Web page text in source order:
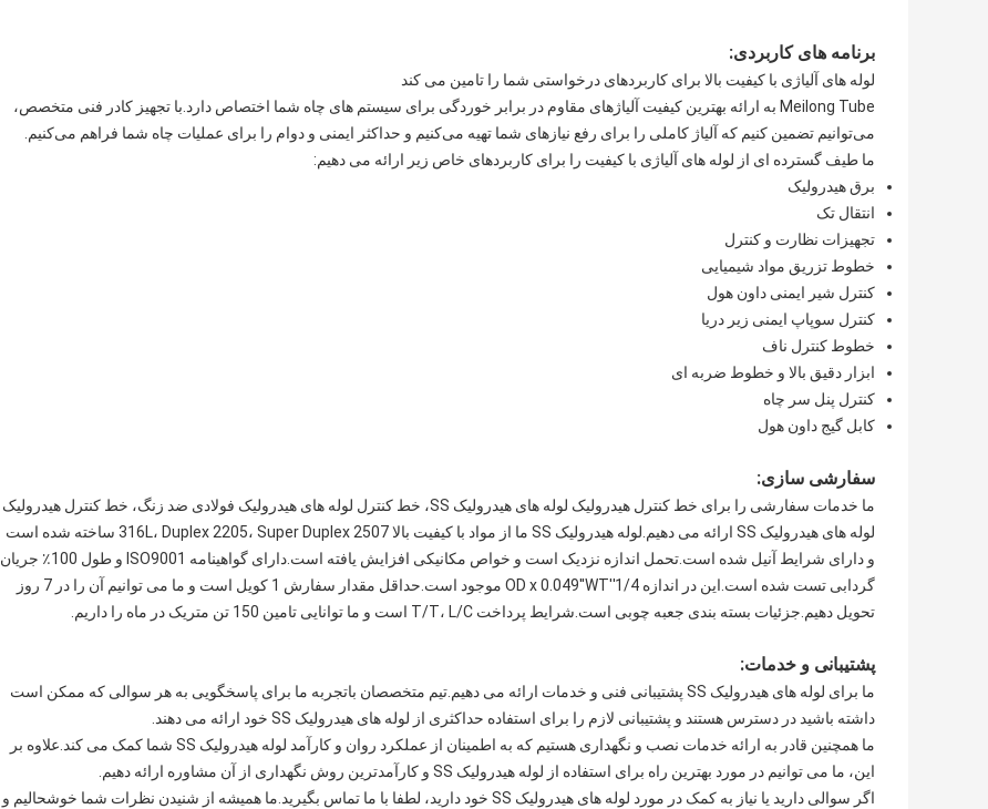
برنامه های کاربردی:
لوله های آلیاژی با کیفیت بالا برای کاربردهای درخواستی شما را تامین می کند
Meilong Tube به ارائه بهترین کیفیت آلیاژهای مقاوم در برابر خوردگی برای سیستم های چاه شما اختصاص دارد.با تجهیز کادر فنی متخصص،
می‌توانیم تضمین کنیم که آلیاژ کاملی را برای رفع نیازهای شما تهیه می‌کنیم و حداکثر ایمنی و دوام را برای عملیات چاه شما فراهم می‌کنیم.
ما طیف گسترده ای از لوله های آلیاژی با کیفیت را برای کاربردهای خاص زیر ارائه می دهیم:
برق هیدرولیک
انتقال تک
تجهیزات نظارت و کنترل
خطوط تزریق مواد شیمیایی
کنترل شیر ایمنی داون هول
کنترل سوپاپ ایمنی زیر دریا
خطوط کنترل ناف
ابزار دقیق بالا و خطوط ضربه ای
کنترل پنل سر چاه
کابل گیج داون هول
سفارشی سازی:
ما خدمات سفارشی را برای خط کنترل هیدرولیک لوله های هیدرولیک SS، خط کنترل لوله های هیدرولیک فولادی ضد زنگ، خط کنترل هیدرولیک
لوله های هیدرولیک SS ارائه می دهیم.لوله هیدرولیک SS ما از مواد با کیفیت بالا 316L، Duplex 2205، Super Duplex 2507 ساخته شده است
و دارای شرایط آنیل شده است.تحمل اندازه نزدیک است و خواص مکانیکی افزایش یافته است.دارای گواهینامه ISO9001 و طول 100٪ جریان
گردابی تست شده است.این در اندازه 1/4''OD x 0.049''WT موجود است.حداقل مقدار سفارش 1 کویل است و ما می توانیم آن را در 7 روز
تحویل دهیم.جزئیات بسته بندی جعبه چوبی است.شرایط پرداخت T/T، L/C است و ما توانایی تامین 150 تن متریک در ماه را داریم.
پشتیبانی و خدمات:
ما برای لوله های هیدرولیک SS پشتیبانی فنی و خدمات ارائه می دهیم.تیم متخصصان باتجربه ما برای پاسخگویی به هر سوالی که ممکن است
داشته باشید در دسترس هستند و پشتیبانی لازم را برای استفاده حداکثری از لوله های هیدرولیک SS خود ارائه می دهند.
ما همچنین قادر به ارائه خدمات نصب و نگهداری هستیم که به اطمینان از عملکرد روان و کارآمد لوله هیدرولیک SS شما کمک می کند.علاوه بر
این، ما می توانیم در مورد بهترین راه برای استفاده از لوله هیدرولیک SS و کارآمدترین روش نگهداری از آن مشاوره ارائه دهیم.
اگر سوالی دارید یا نیاز به کمک در مورد لوله های هیدرولیک SS خود دارید، لطفا با ما تماس بگیرید.ما همیشه از شنیدن نظرات شما خوشحالیم و